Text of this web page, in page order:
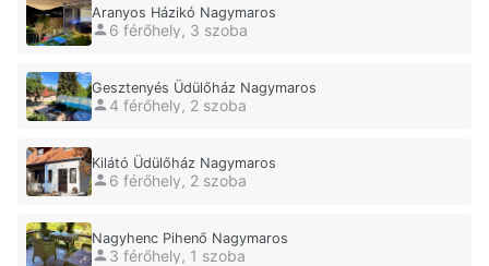
Aranyos Házikó Nagymaros
6 férőhely, 3 szoba
Gesztenyés Üdülőház Nagymaros
4 férőhely, 2 szoba
Kilátó Üdülőház Nagymaros
6 férőhely, 2 szoba
Nagyhenc Pihenő Nagymaros
3 férőhely, 1 szoba